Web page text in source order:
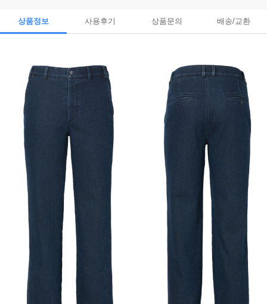
상품정보 사용후기 상품문의 배송/교환